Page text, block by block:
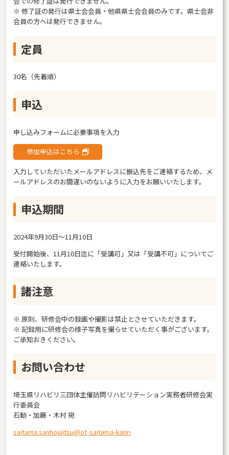
※ 修了証の発行は県士会会員・他県県士会会員のみです。県士会非
会員の方へは発行できません。
定員
30名（先着順）
申込
申し込みフォームに必要事項を入力
参加申込はこちら
入力していただいたメールアドレスに振込先をご連絡するため、メ
ールアドレスのお間違いのないように入力をお願いいたします。
申込期間
2024年9月30日～11月10日
受付開始後、11月10日迄に「受講可」又は「受講不可」についてご
連絡いたします。
諸注意
※ 原則、研修会中の録画や撮影は禁止とさせていただきます。
※ 記録用に研修会の様子写真を撮らせていただく事がございます。
ご承知おきください。
お問い合わせ
埼玉県リハビリ三団体主催訪問リハビリテーション実務者研修会実
行委員会
石動・加藤・木村 宛
saitama.sanhoujitsu@ot-saitama-kanri